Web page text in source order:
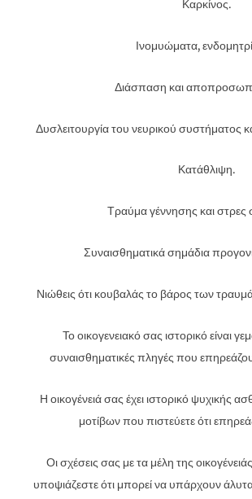
Καρκίνος.
Ινομυώματα,
Διάσπαση και
Δυσλειτουργία του νευρικού συστήματος
Κατάθλιψη.
Τραύμα γέννησης και στρες
Συναισθηματικά σημάδια
Νιώθεις ότι κουβαλάς το βάρος των
Το οικογενειακό σας ιστορικό είναι
συναισθηματικές πληγές που
Η οικογένειά σας έχει ιστορικό ψυχικής
μοτίβων που πιστεύετε ότι
Οι σχέσεις σας με τα μέλη της
υποψιάζεστε ότι μπορεί να υπάρχουν